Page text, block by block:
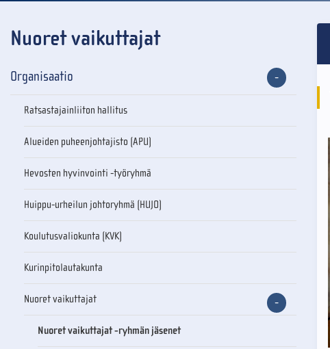
Nuoret vaikuttajat
Organisaatio
Ratsastajainliiton hallitus
Alueiden puheenjohtajisto (APU)
Hevosten hyvinvointi -työryhmä
Huippu-urheilun johtoryhmä (HUJO)
Koulutusvaliokunta (KVK)
Kurinpitolautakunta
Nuoret vaikuttajat
Nuoret vaikuttajat -ryhmän jäsenet